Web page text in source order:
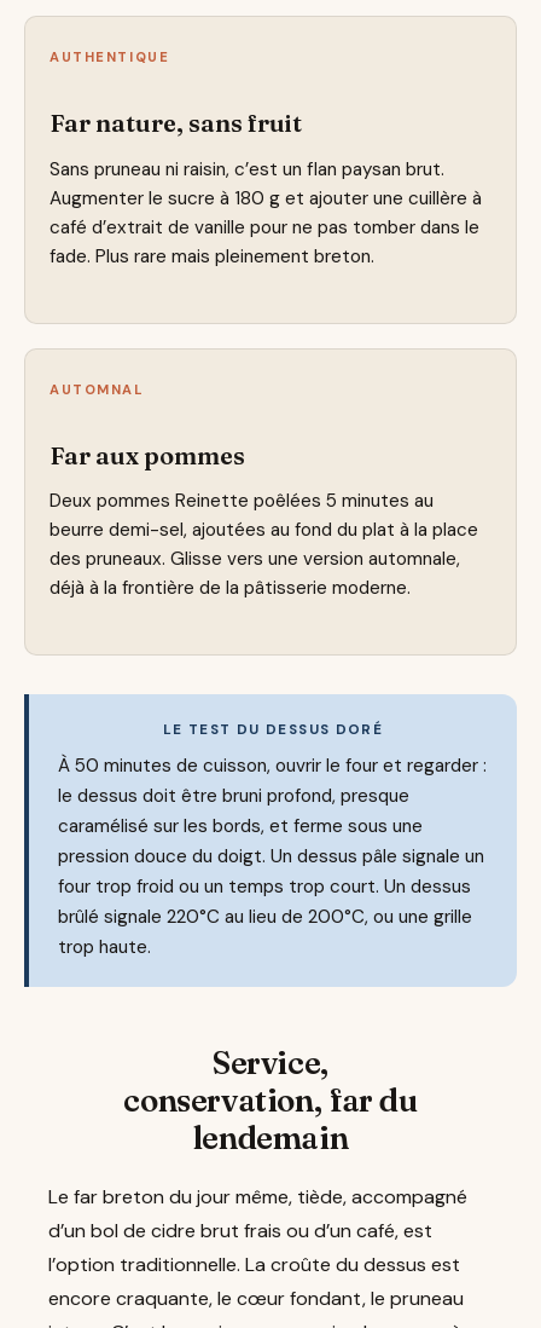
AUTHENTIQUE
Far nature, sans fruit
Sans pruneau ni raisin, c’est un flan paysan brut.
Augmenter le sucre à 180 g et ajouter une cuillère à
café d’extrait de vanille pour ne pas tomber dans le
fade. Plus rare mais pleinement breton.
AUTOMNAL
Far aux pommes
Deux pommes Reinette poêlées 5 minutes au
beurre demi-sel, ajoutées au fond du plat à la place
des pruneaux. Glisse vers une version automnale,
déjà à la frontière de la pâtisserie moderne.
LE TEST DU DESSUS DORÉ
À 50 minutes de cuisson, ouvrir le four et regarder :
le dessus doit être bruni profond, presque
caramélisé sur les bords, et ferme sous une
pression douce du doigt. Un dessus pâle signale un
four trop froid ou un temps trop court. Un dessus
brûlé signale 220°C au lieu de 200°C, ou une grille
trop haute.
Service,
conservation, far du
lendemain
Le far breton du jour même, tiède, accompagné
d’un bol de cidre brut frais ou d’un café, est
l’option traditionnelle. La croûte du dessus est
encore craquante, le cœur fondant, le pruneau